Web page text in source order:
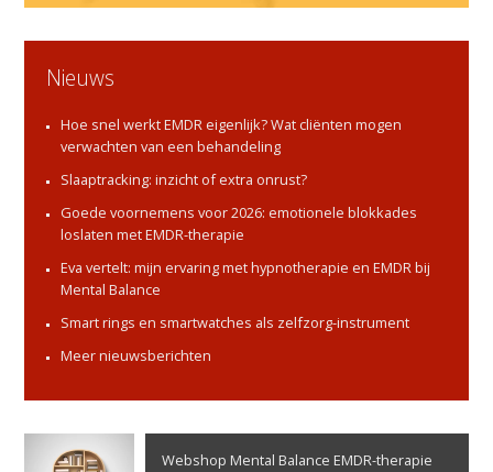
Nieuws
Hoe snel werkt EMDR eigenlijk? Wat cliënten mogen
verwachten van een behandeling
Slaaptracking: inzicht of extra onrust?
Goede voornemens voor 2026: emotionele blokkades
loslaten met EMDR-therapie
Eva vertelt: mijn ervaring met hypnotherapie en EMDR bij
Mental Balance
Smart rings en smartwatches als zelfzorg-instrument
Meer nieuwsberichten
Webshop Mental Balance EMDR-therapie